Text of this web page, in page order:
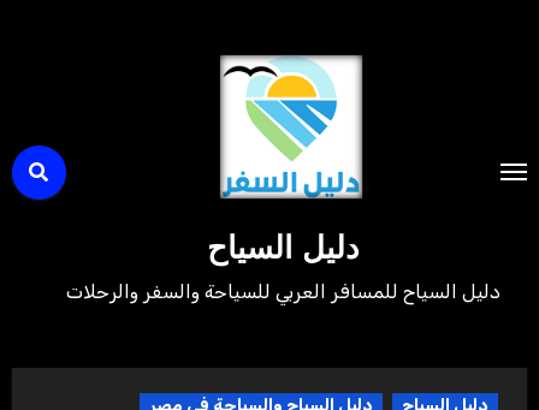
دليل السياح
دليل السياح للمسافر العربي للسياحة والسفر والرحلات